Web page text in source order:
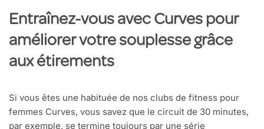
Entraînez-vous avec Curves pour
améliorer votre souplesse grâce
aux étirements
Si vous êtes une habituée de nos clubs de fitness pour
femmes Curves, vous savez que le circuit de 30 minutes,
par exemple, se termine toujours par une série